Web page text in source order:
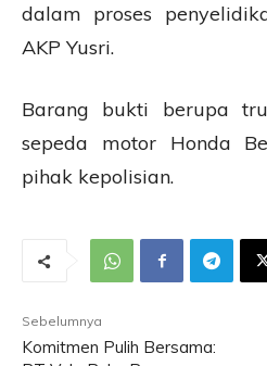
dalam proses
AKP Yusri.
Barang bukti berupa
sepeda motor Honda
pihak kepolisian.
Sebelumnya
Komitmen Pulih Bersama: